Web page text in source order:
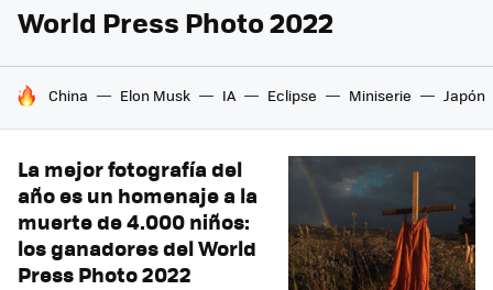
World Press Photo 2022
HOY SE HABLA DE
China Elon Musk IA Eclipse Miniserie Japón
La mejor fotografía del
año es un homenaje a la
muerte de 4.000 niños:
los ganadores del World
Press Photo 2022